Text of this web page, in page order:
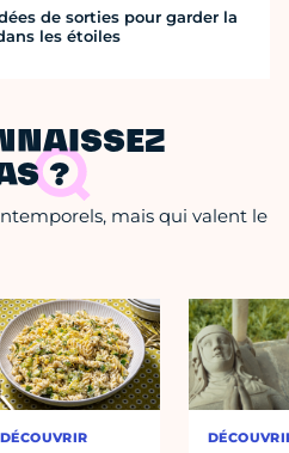
de sorties pour garder la
les étoiles
?
mais qui valent le
DÉCOUVRIR